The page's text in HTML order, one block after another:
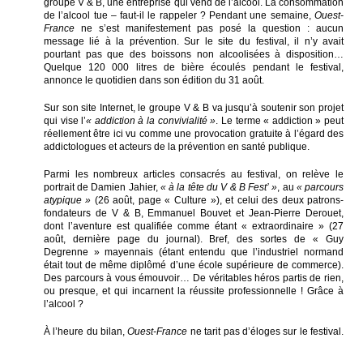
groupe V & B, une entreprise qui vend de l’alcool. La consommation
de l’alcool tue – faut-il le rappeler ? Pendant une semaine,Ouest-
Francene s’est manifestement pas posé la question : aucun
message lié à la prévention. Sur le site du festival, il n’y avait
pourtant pas que des boissons non alcoolisées à disposition…
Quelque 120 000 litres de bière écoulés pendant le festival,
annonce le quotidien dans son édition du 31 août.
Sur son site Internet, le groupe V & B va jusqu’à soutenir son projet
qui vise l’« addiction à la convivialité ». Le terme « addiction » peut
réellement être ici vu comme une provocation gratuite à l’égard des
addictologues et acteurs de la prévention en santé publique.
Parmi les nombreux articles consacrés au festival, on relève le
portrait de Damien Jahier, « à la tête du V & B Fest’ », au « parcours
atypique » (26 août, page « Culture »), et celui des deux patrons-
fondateurs de V & B, Emmanuel Bouvet et Jean-Pierre Derouet,
dont l’aventure est qualifiée comme étant « extraordinaire » (27
août, dernière page du journal). Bref, des sortes de « Guy
Degrenne » mayennais (étant entendu que l’industriel normand
était tout de même diplômé d’une école supérieure de commerce).
Des parcours à vous émouvoir… De véritables héros partis de rien,
ou presque, et qui incarnent la réussite professionnelle ! Grâce à
l’alcool ?
À l’heure du bilan,Ouest-France ne tarit pas d’éloges sur le festival.